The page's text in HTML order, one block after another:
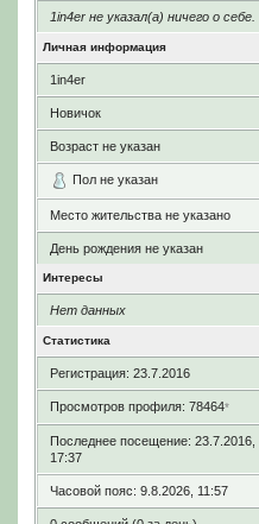
1in4er не указал(а) ничего о себе.
Личная информация
1in4er
Новичок
Возраст не указан
Пол не указан
Место жительства не указано
День рождения не указан
Интересы
Нет данных
Статистика
Регистрация: 23.7.2016
Просмотров профиля: 78464*
Последнее посещение: 23.7.2016,
17:37
Часовой пояс: 9.8.2026, 11:57